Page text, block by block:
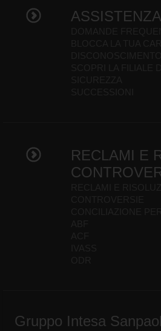
RECLAMI E
Gruppo Intesa